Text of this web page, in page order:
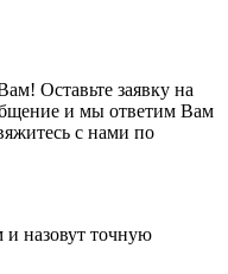
Оставьте заявку на
и мы ответим Вам
с нами по
назовут точную